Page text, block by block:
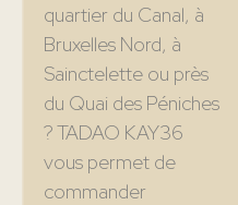
quartier du Canal, à
Bruxelles Nord, à
Sainctelette ou près
du Quai des Péniches
? TADAO KAY36
vous permet de
commander